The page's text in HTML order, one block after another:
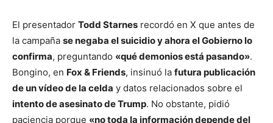
El presentador Todd Starnes recordó en X que antes de
la campaña se negaba el suicidio y ahora el Gobierno lo
confirma, preguntando «qué demonios está pasando».
Bongino, en Fox & Friends, insinuó la futura publicación
de un vídeo de la celda y datos relacionados sobre el
intento de asesinato de Trump. No obstante, pidió
paciencia porque «no toda la información depende del